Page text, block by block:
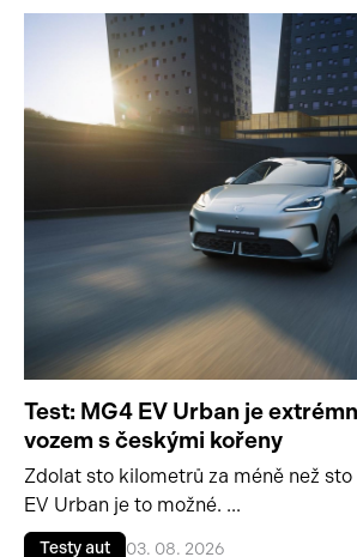
Test: MG4 EV Urban je
vozem s českými kořeny
Zdolat sto kilometrů za méně než sto
EV Urban je to možné. ...
Testy aut 03. 08. 2026